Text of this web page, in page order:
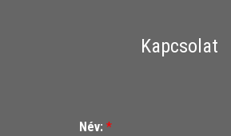
Kapcsolat
Név: *